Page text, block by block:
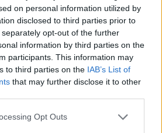
on personal information utilized by
disclosed to third parties prior to
opt-out of the further
information by third parties on the
participants. This information may
to third parties on the IAB’s List of
that may further disclose it to other
Opt Outs